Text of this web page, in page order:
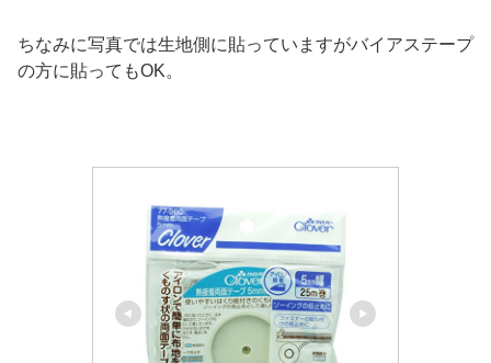
ちなみに写真では生地側に貼っていますがバイアステープ
の方に貼ってもOK。